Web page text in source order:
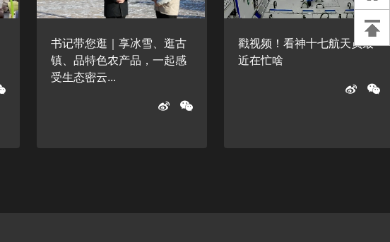
刑案，网传遗体
等信息不实
书记带您逛｜享冰雪、逛古
镇、品特色农产品，一起感
受生态密云...
戳视频！看神十七航天员最
近在忙啥